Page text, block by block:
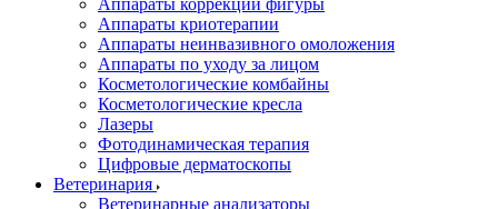
Аппараты коррекции фигуры
Аппараты криотерапии
Аппараты неинвазивного омоложения
Аппараты по уходу за лицом
Косметологические комбайны
Косметологические кресла
Лазеры
Фотодинамическая терапия
Цифровые дерматоскопы
Ветеринария
Ветеринарные анализаторы